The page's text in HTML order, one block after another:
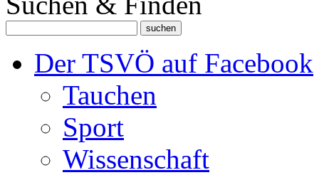
Der TSVÖ auf Facebook
Tauchen
Sport
Wissenschaft